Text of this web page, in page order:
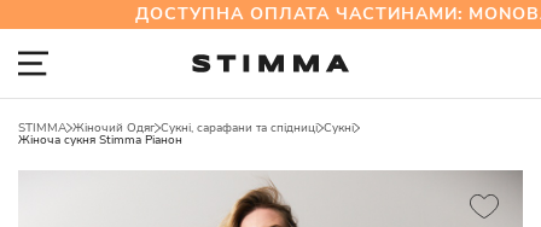
ДОСТУПНА ОПЛАТА ЧАСТИНАМИ:
STIMMA Жіночий Одяг Сукні, сарафани та спідниці Сукні
Жіноча сукня Stimma Ріанон